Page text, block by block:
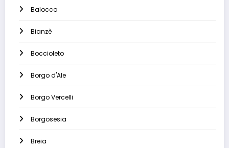
Balocco
Bianzè
Boccioleto
Borgo d'Ale
Borgo Vercelli
Borgosesia
Breia